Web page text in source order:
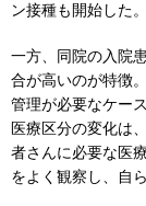
ン接種も開始した。
一方、同院の入院
合が高いのが特徴
管理が必要なケー
医療区分の変化は
者さんに必要な医
をよく観察し、自